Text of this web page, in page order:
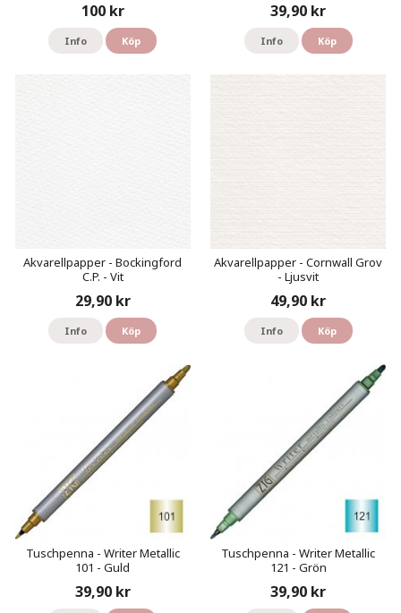
100 kr
Info Köp
39,90 kr
Info Köp
Akvarellpapper - Bockingford
C.P. - Vit
29,90 kr
Info Köp
Akvarellpapper - Cornwall Grov
- Ljusvit
49,90 kr
Info Köp
Tuschpenna - Writer Metallic
101 - Guld
39,90 kr
Tuschpenna - Writer Metallic
121 - Grön
39,90 kr